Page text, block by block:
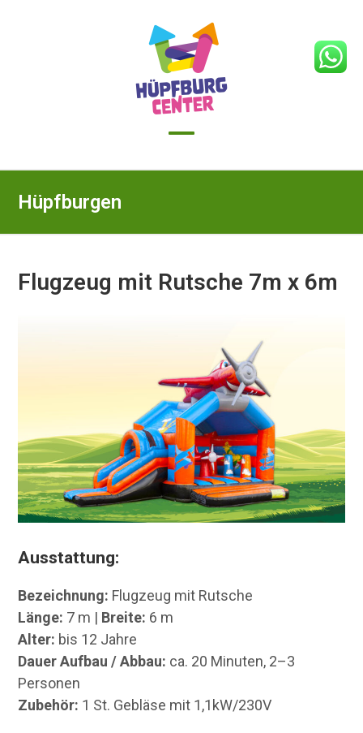
Hüpfburgen
Flugzeug mit Rutsche 7m x 6m
Ausstattung:
Bezeichnung: Flugzeug mit Rutsche
Länge: 7 m | Breite: 6 m
Alter: bis 12 Jahre
Dauer Aufbau / Abbau: ca. 20 Minuten, 2–3
Personen
Zubehör: 1 St. Gebläse mit 1,1kW/230V